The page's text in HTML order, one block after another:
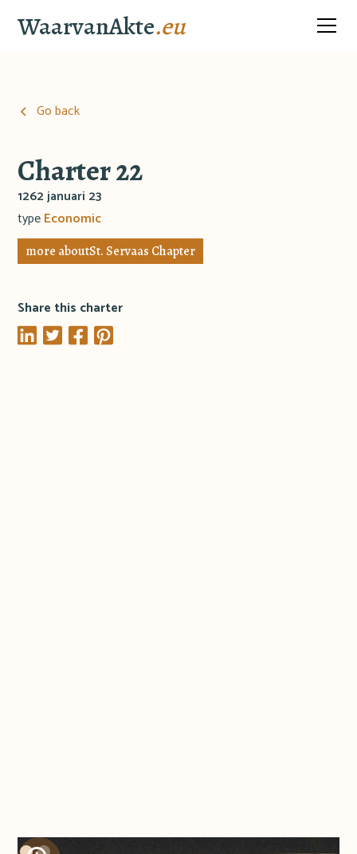
WaarvanAkte.eu
Go back
Charter 22
1262 januari 23
typeEconomic
more aboutSt. Servaas Chapter
Share this charter